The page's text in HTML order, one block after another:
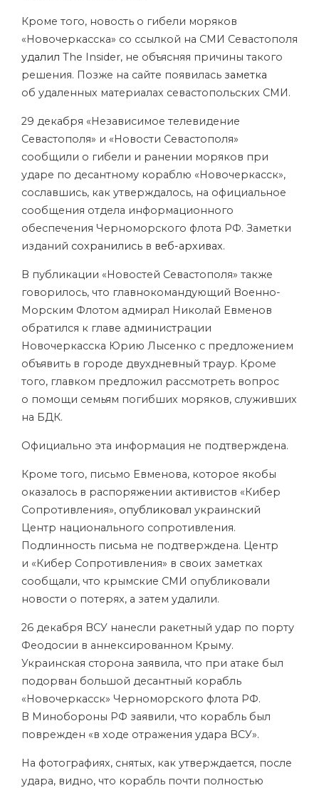
Кроме того, новость о гибели моряков
«Новочеркасска» со ссылкой на СМИ Севастополя
удалил The Insider, не объясняя причины такого
решения. Позже на сайте появилась заметка
об удаленных материалах севастопольских СМИ.
29 декабря «Независимое телевидение
Севастополя» и «Новости Севастополя»
сообщили о гибели и ранении моряков при
ударе по десантному кораблю «Новочеркасск»,
сославшись, как утверждалось, на официальное
сообщения отдела информационного
обеспечения Черноморского флота РФ. Заметки
изданий сохранились в веб-архивах.
В публикации «Новостей Севастополя» также
говорилось, что главнокомандующий Военно-
Морским Флотом адмирал Николай Евменов
обратился к главе администрации
Новочеркасска Юрию Лысенко с предложением
объявить в городе двухдневный траур. Кроме
того, главком предложил рассмотреть вопрос
о помощи семьям погибших моряков, служивших
на БДК.
Официально эта информация не подтверждена.
Кроме того, письмо Евменова, которое якобы
оказалось в распоряжении активистов «Кибер
Сопротивления», опубликовал украинский
Центр национального сопротивления.
Подлинность письма не подтверждена. Центр
и «Кибер Сопротивления» в своих заметках
сообщали, что крымские СМИ опубликовали
новости о потерях, а затем удалили.
26 декабря ВСУ нанесли ракетный удар по порту
Феодосии в аннексированном Крыму.
Украинская сторона заявила, что при атаке был
подорван большой десантный корабль
«Новочеркасск» Черноморского флота РФ.
В Минобороны РФ заявили, что корабль был
поврежден «в ходе отражения удара ВСУ».
На фотографиях, снятых, как утверждается, после
удара, видно, что корабль почти полностью